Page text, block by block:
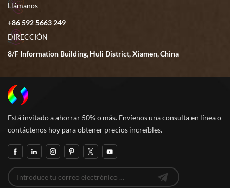
Llámanos
+86 592 5663 249
DIRECCIÓN
8/F Information Building, Huli District, Xiamen, China
Está invitado a ahorrar 50% o más. Envíenos una consulta en línea o
contáctenos hoy para obtener precios increíbles.